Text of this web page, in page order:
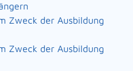
Zweck der Ausbildung
Zweck der Ausbildung